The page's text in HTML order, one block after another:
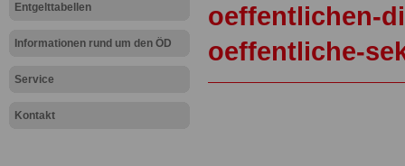
Entgelttabellen
Informationen rund um den ÖD
Service
Kontakt
oeffentlichen-
oeffentliche-